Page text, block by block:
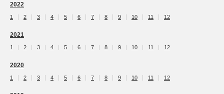
2022
1 2 3 4 5 6 7 8 9 10 11 12
2021
1 2 3 4 5 6 7 8 9 10 11 12
2020
1 2 3 4 5 6 7 8 9 10 11 12